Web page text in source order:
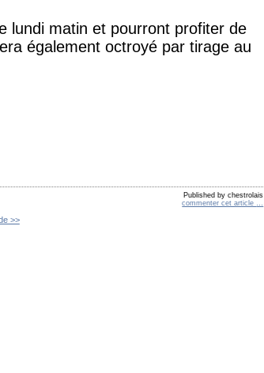
lundi matin et pourront profiter de
également octroyé par tirage au
Published by chestrolais
commenter cet article
>>